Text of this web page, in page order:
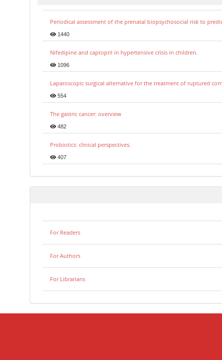
Periodical assessment of the prenatal biopsychosocial risk to
1440
Nifedipine and captopril in hypertensive crisis in children.
1096
Laparoscopic surgical alternative for the treatment of ruptured
554
The gastric cancer: overview
482
Probiotics: clinical perspectives.
407
For Readers
For Authors
For Librarians